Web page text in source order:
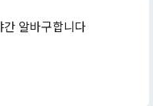
알바구합니다